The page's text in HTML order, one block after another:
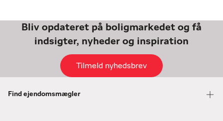
Bliv opdateret på boligmarkedet og få
indsigter, nyheder og inspiration
Tilmeld nyhedsbrev
Find ejendomsmægler